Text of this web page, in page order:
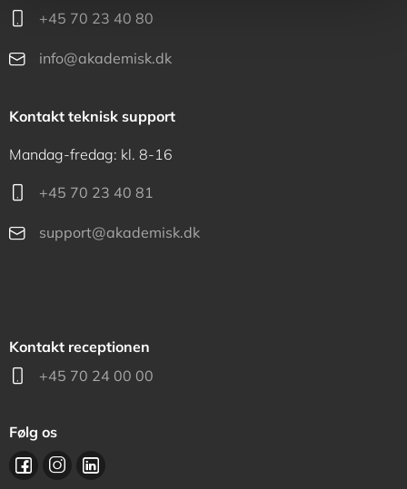
+45 70 23 40 80
info@akademisk.dk
Kontakt teknisk support
Mandag-fredag: kl. 8-16
+45 70 23 40 81
support@akademisk.dk
Kontakt receptionen
+45 70 24 00 00
Følg os